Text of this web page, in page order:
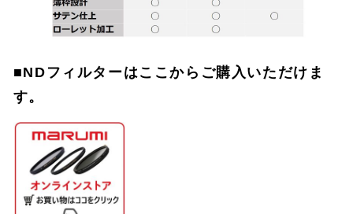
■NDフィルターはここからご購入いただけま
す。